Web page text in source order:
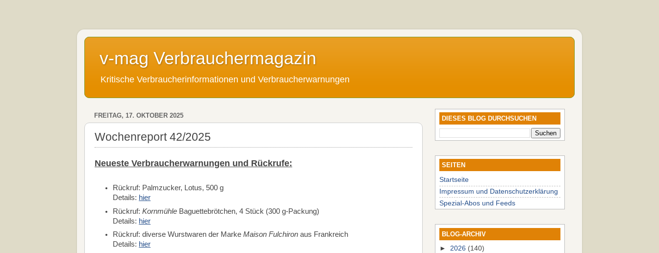
v-mag Verbrauchermagazin
Kritische Verbraucherinformationen und Verbraucherwarnungen
FREITAG, 17. OKTOBER 2025
Wochenreport 42/2025
Neueste Verbraucherwarnungen und Rückrufe:
Rückruf: Palmzucker, Lotus, 500 g
Details: hier
Rückruf:Kornmühle Baguettebrötchen, 4 Stück (300 g-Packung)
Details: hier
Rückruf: diverse Wurstwaren der MarkeMaison Fulchiron aus Frankreich
Details: hier
DIESES BLOG DURCHSUCHEN
SEITEN
Startseite
Impressum und Datenschutzerklärung
Spezial-Abos und Feeds
BLOG-ARCHIV
► 2026 (140)